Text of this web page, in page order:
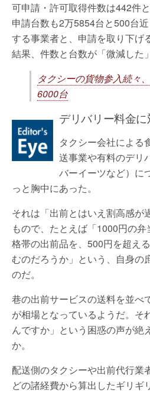
可申請・許可取得件数は442件
申請台数も2万5854台と500台
する事業者と、申請を取り下げ
結果、件数と台数が「微減した
タクシーの貨物参入続々
6000台
デリバリー料金
タクシー会社による
送事業や有料のデリ
バーイーツなど）に
っと胸中にあった。
それは「出前とはいえ割高感が
もので、たとえば「1000円の
格帯の出前品を、500円を超え
むのだろうか」という、自身の
のだ。
巷の出前サービスの送料を並べ
が相場となっているようだ。そ
んですか」という困惑の声が絶
か。
配送側のタクシーや出前代行業
どの諸経費から算出したギリギ